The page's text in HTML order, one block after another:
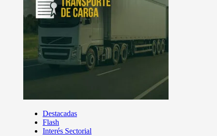
Destacadas
Flash
Interés Sectorial